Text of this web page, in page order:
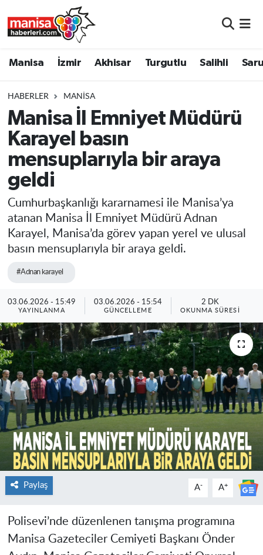
Manisa İzmir Akhisar Turgutlu Salihli
HABERLER MANISA
Manisa İl Emniyet Müdürü
Karayel basın
mensuplarıyla bir araya
geldi
Cumhurbaşkanlığı kararnamesi ile Manisa’ya
atanan Manisa İl Emniyet Müdürü Adnan
Karayel, Manisa’da görev yapan yerel ve ulusal
basın mensuplarıyla bir araya geldi.
#Adnan karayel
03.06.2026 - 15:49
YAYINLANMA
03.06.2026 - 15:54
GÜNCELLEME
2 DK
OKUNMA SÜRESI
Paylaş A- A+
Polisevi’nde düzenlenen tanışma programına
Manisa Gazeteciler Cemiyeti Başkanı Önder
Turgutlu
Salihli
Soma
Resmi İlanlar
Manisa Nöbetçi Eczaneler
Manisa Namaz Vakitleri
Manisa Trafik Yoğunluk Haritası
Süper Lig Puan Durumu ve Fikstür
Son Dakika Haberleri
Haber Arşivi